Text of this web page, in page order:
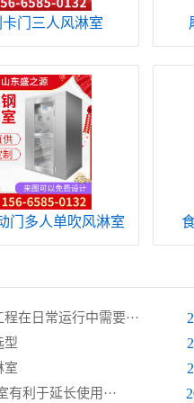
门三人风淋室
门多人单吹风淋室
在日常运行中需要···
型
室
利于延长使用···